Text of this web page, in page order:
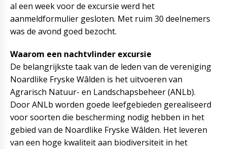
al een week voor de excursie werd het
aanmeldformulier gesloten. Met ruim 30 deelnemers
was de avond goed bezocht.
Waarom een nachtvlinder excursie
De belangrijkste taak van de leden van de vereniging
Noardlike Fryske Wâlden is het uitvoeren van
Agrarisch Natuur- en Landschapsbeheer (ANLb).
Door ANLb worden goede leefgebieden gerealiseerd
voor soorten die bescherming nodig hebben in het
gebied van de Noardlike Fryske Wâlden. Het leveren
van een hoge kwaliteit aan biodiversiteit in het